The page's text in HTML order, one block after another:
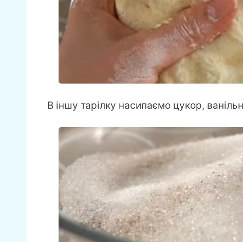
В іншу тарілку насипаємо цукор,